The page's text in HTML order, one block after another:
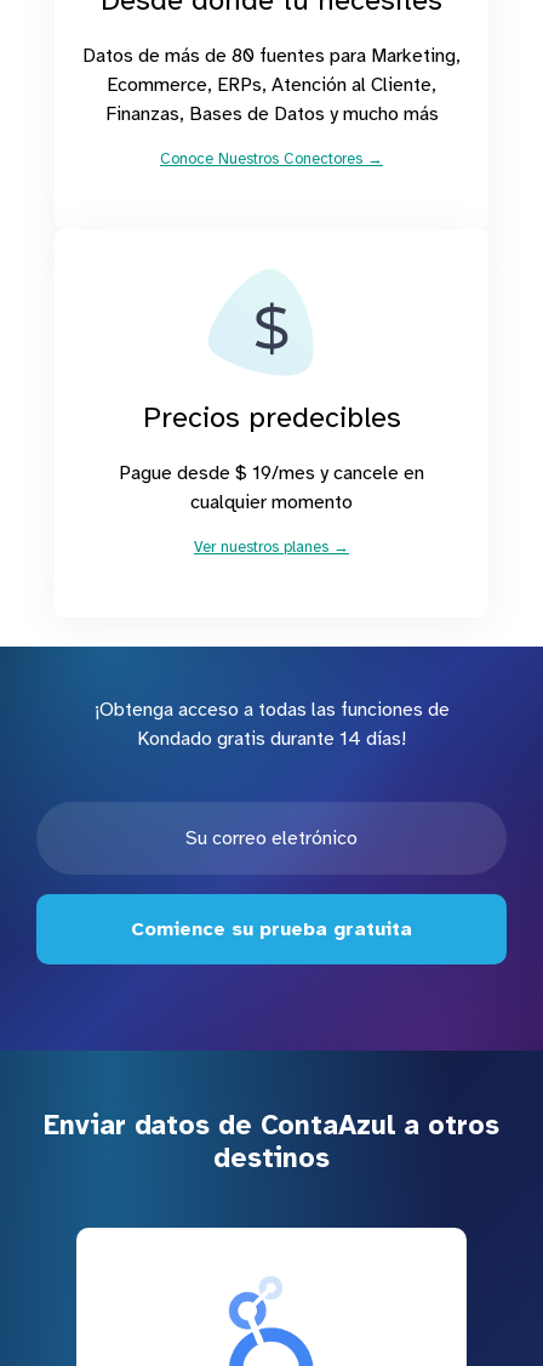
Datos de más de 80 fuentes para Marketing,
Ecommerce, ERPs, Atención al Cliente,
Finanzas, Bases de Datos y mucho más
Conoce Nuestros Conectores →
Precios predecibles
Pague desde $ 19/mes y cancele en
cualquier momento
Ver nuestros planes →
¡Obtenga acceso a todas las funciones de
Kondado gratis durante 14 días!
Comience su prueba gratuita
Enviar datos de ContaAzul a otros
destinos